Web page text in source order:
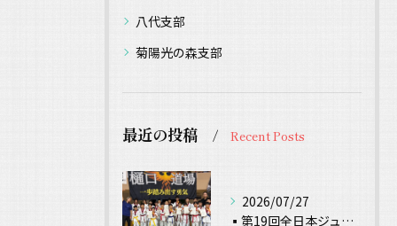
八代支部
菊陽光の森支部
最近の投稿 Recent Posts
2026/07/27
▪️第19回全日本ジュニアテコンドー選手権 試合結果▪️